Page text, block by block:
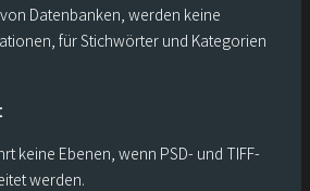
Datenbanken, werden keine
für Stichwörter und Kategorien
keine Ebenen, wenn PSD- und TIFF-
werden.